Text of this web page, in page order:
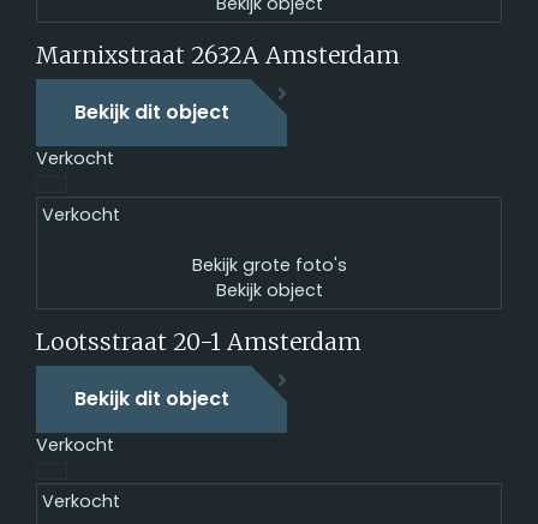
Marnixstraat 2632A Amsterdam
Bekijk dit object
Verkocht
Verkocht
Bekijk grote foto's
Bekijk object
Lootsstraat 20-1 Amsterdam
Bekijk dit object
Verkocht
Verkocht